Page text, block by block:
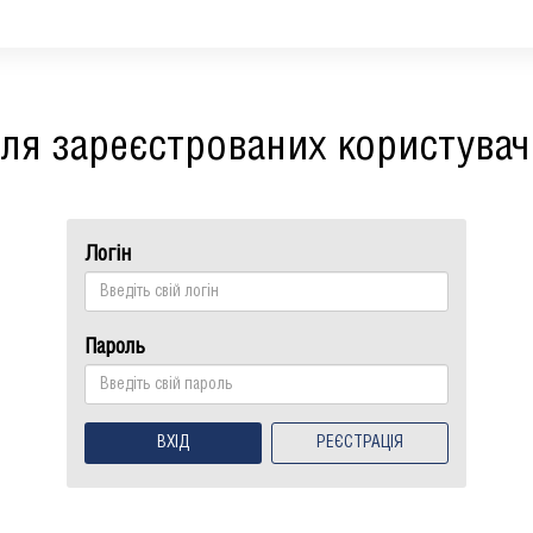
зареєстрованих
Логін
Пароль
ВХІД РЕЄСТРАЦІЯ